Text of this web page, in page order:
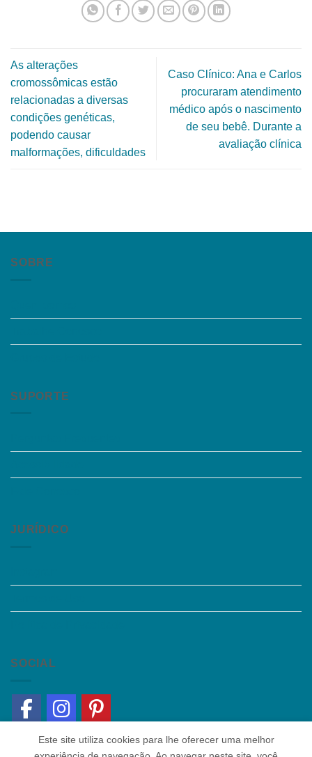
As alterações
cromossômicas estão
relacionadas a diversas
condições genéticas,
podendo causar
malformações, dificuldades
Caso Clínico: Ana e Carlos
procuraram atendimento
médico após o nascimento
de seu bebê. Durante a
avaliação clínica
SOBRE
SUPORTE
JURÍDICO
SOCIAL
Este site utiliza cookies para lhe oferecer uma melhor